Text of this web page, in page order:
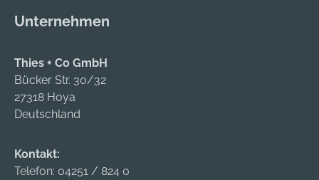
Unternehmen
Thies + Co GmbH
Bücker Str. 30/32
27318 Hoya
Deutschland
Kontakt:
Telefon: 04251 / 824 0